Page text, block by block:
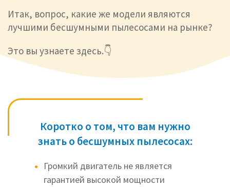
Итак, вопрос, какие же модели являются
лучшими бесшумными пылесосами на рынке?
Это вы узнаете здесь.👇
Коротко о том, что вам нужно
знать о бесшумных пылесосах:
Громкий двигатель не является
гарантией высокой мощности